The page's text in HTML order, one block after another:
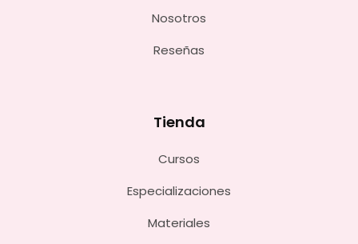
Nosotros
Reseñas
Tienda
Cursos
Especializaciones
Materiales